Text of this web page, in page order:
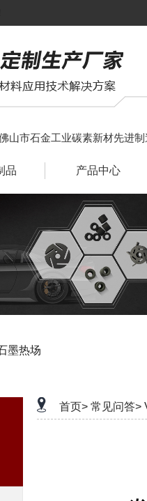
山市石金工业碳素新材先进
品 产品中心
墨热场
首页> 常见问答>